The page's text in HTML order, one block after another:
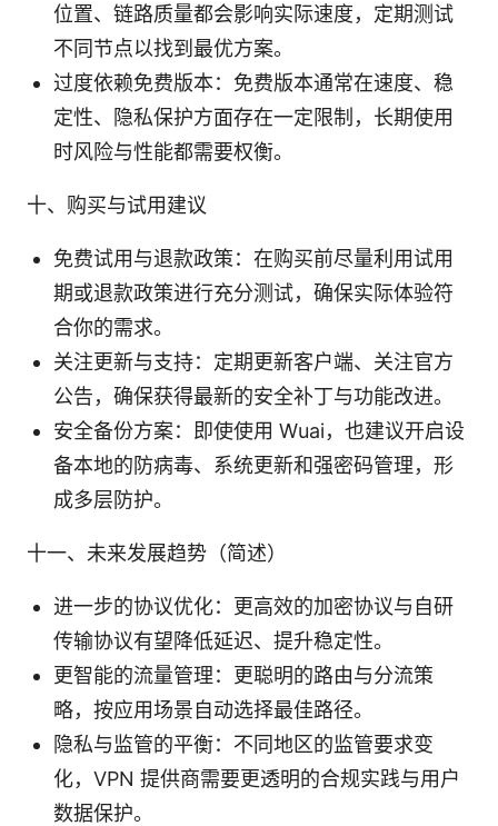
位置、链路质量都会影响实际速度，定期测试
不同节点以找到最优方案。
过度依赖免费版本：免费版本通常在速度、稳
定性、隐私保护方面存在一定限制，长期使用
时风险与性能都需要权衡。
十、购买与试用建议
免费试用与退款政策：在购买前尽量利用试用
期或退款政策进行充分测试，确保实际体验符
合你的需求。
关注更新与支持：定期更新客户端、关注官方
公告，确保获得最新的安全补丁与功能改进。
安全备份方案：即使使用 Wuai，也建议开启设
备本地的防病毒、系统更新和强密码管理，形
成多层防护。
十一、未来发展趋势（简述）
进一步的协议优化：更高效的加密协议与自研
传输协议有望降低延迟、提升稳定性。
更智能的流量管理：更聪明的路由与分流策
略，按应用场景自动选择最佳路径。
隐私与监管的平衡：不同地区的监管要求变
化，VPN 提供商需要更透明的合规实践与用户
数据保护。